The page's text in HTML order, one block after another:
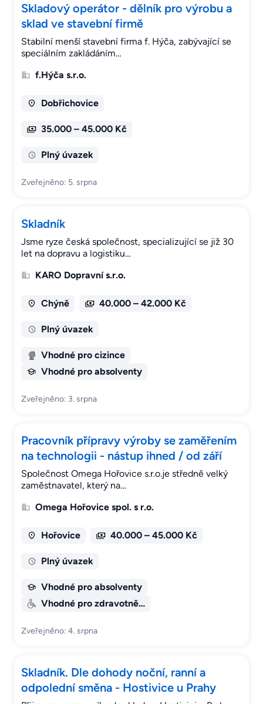
Skladový operátor - dělník pro výrobu a
sklad ve stavební firmě
Stabilní menší stavební firma f. Hýča, zabývající se
speciálním zakládáním…
f.Hýča s.r.o.
Dobřichovice
35.000 – 45.000 Kč
Plný úvazek
Zveřejněno: 5. srpna
Skladník
Jsme ryze česká společnost, specializující se již 30
let na dopravu a logistiku…
KARO Dopravní s.r.o.
Chýně 40.000 – 42.000 Kč
Plný úvazek
Vhodné pro cizince
Vhodné pro absolventy
Zveřejněno: 3. srpna
Pracovník přípravy výroby se zaměřením
na technologii - nástup ihned / od září
Společnost Omega Hořovice s.r.o.je středně velký
zaměstnavatel, který na…
Omega Hořovice spol. s r.o.
Hořovice 40.000 – 45.000 Kč
Plný úvazek
Vhodné pro absolventy
Vhodné pro zdravotně…
Zveřejněno: 4. srpna
Skladník. Dle dohody noční, ranní a
odpolední směna - Hostivice u Prahy